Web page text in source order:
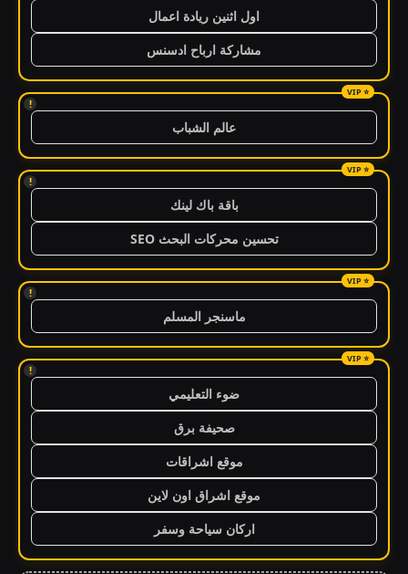
اول اثنين ريادة اعمال
مشاركة ارباح ادسنس
!
عالم الشباب
!
باقة باك لينك
تحسين محركات البحث SEO
!
ماسنجر المسلم
!
ضوء التعليمي
صحيفة برق
موقع اشراقات
موقع اشراق اون لاين
اركان سياحة وسفر